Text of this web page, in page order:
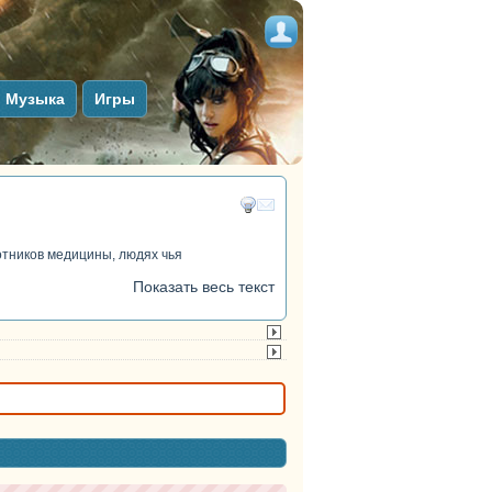
Музыка Игры
медицины, людях чья
Показать весь текст